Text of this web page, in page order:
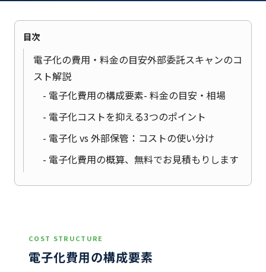
目次
電子化の費用・料金の目安外部委託スキャンのコ
スト解説
電子化費用の構成要素 料金の目安・相場
電子化コストを抑える3つのポイント
電子化 vs 外部保管：コストの使い分け
電子化費用の概算、無料でお見積もりします
COST STRUCTURE
電子化費用の構成要素